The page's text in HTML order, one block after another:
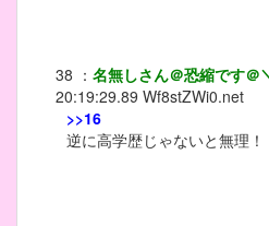
38 ： 名無しさん＠恐縮です＠
20:19:29.89 Wf8stZWi0.net
>>16
逆に高学歴じゃないと無理！